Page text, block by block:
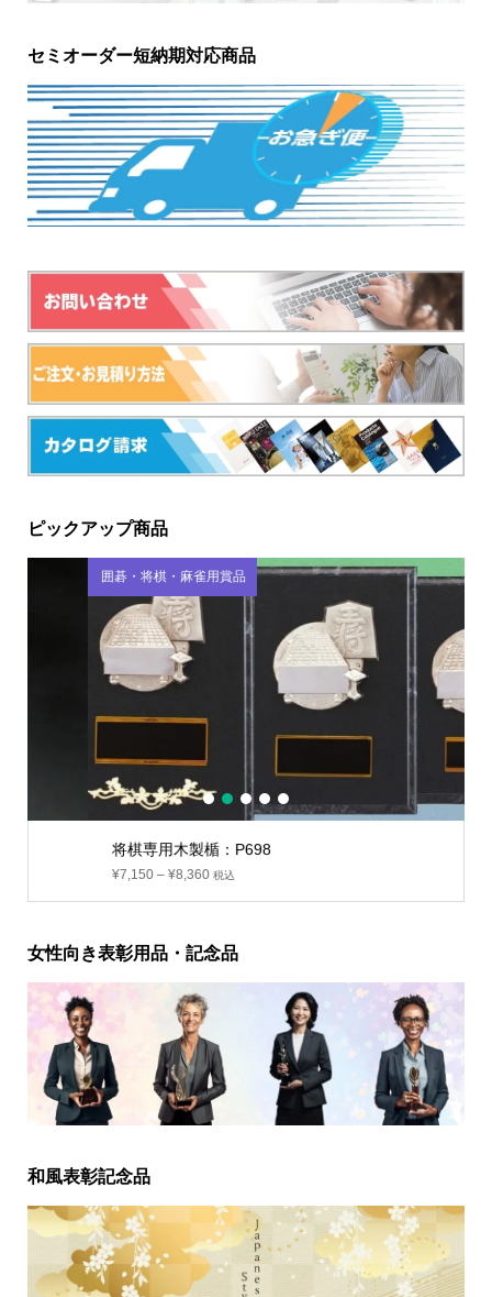
セミオーダー短納期対応商品
ピックアップ商品
将棋専用木製楯：P698
¥8,360 税込
囲碁・将棋・麻雀用賞品
1 2 3 4 5
女性向き表彰用品・記念品
和風表彰記念品